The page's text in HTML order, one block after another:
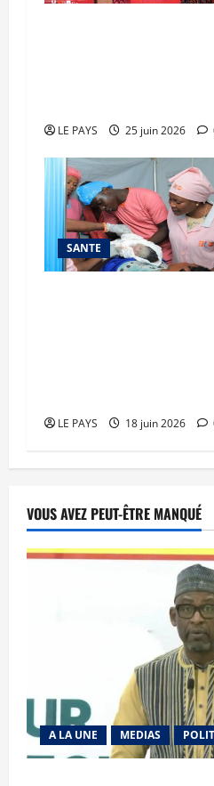
LE PAYS 25 juin 2026
SANTE
LE PAYS 18 juin 2026
VOUS AVEZ PEUT-ÊTRE MANQUÉ
A LA UNE MEDIAS